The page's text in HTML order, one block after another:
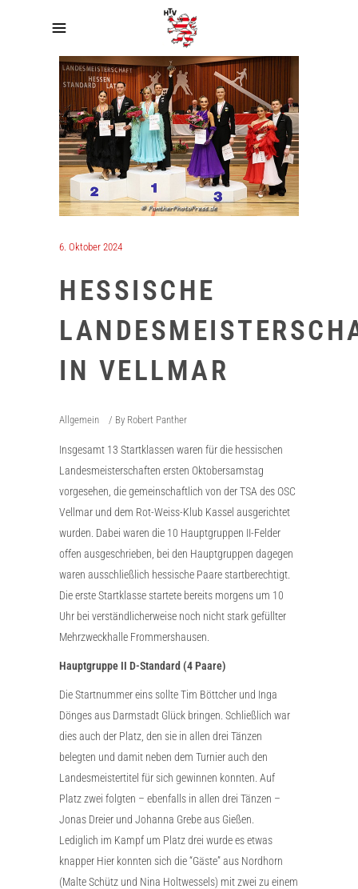
6. Oktober 2024
HESSISCHE
IN VELLMAR
Allgemein By Robert Panther
Insgesamt 13 Startklassen waren für die hessischen
Landesmeisterschaften ersten Oktobersamstag
vorgesehen, die gemeinschaftlich von der TSA des OSC
Vellmar und dem Rot-Weiss-Klub Kassel ausgerichtet
wurden. Dabei waren die 10 Hauptgruppen II-Felder
offen ausgeschrieben, bei den Hauptgruppen dagegen
waren ausschließlich hessische Paare startberechtigt.
Die erste Startklasse startete bereits morgens um 10
Uhr bei verständlicherweise noch nicht stark gefüllter
Mehrzweckhalle Frommershausen.
Hauptgruppe II D-Standard (4 Paare)
Die Startnummer eins sollte Tim Böttcher und Inga
Dönges aus Darmstadt Glück bringen. Schließlich war
dies auch der Platz, den sie in allen drei Tänzen
belegten und damit neben dem Turnier auch den
Landesmeistertitel für sich gewinnen konnten. Auf
Platz zwei folgten – ebenfalls in allen drei Tänzen –
Jonas Dreier und Johanna Grebe aus Gießen.
Lediglich im Kampf um Platz drei wurde es etwas
knapper Hier konnten sich die “Gäste” aus Nordhorn
(Malte Schütz und Nina Holtwessels) mit zwei zu einem